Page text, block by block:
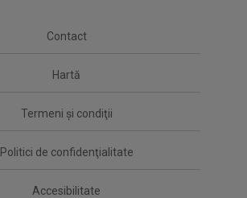
Contact
Hartă
Termeni şi condiţii
Politici de confidenţialitate
Accesibilitate